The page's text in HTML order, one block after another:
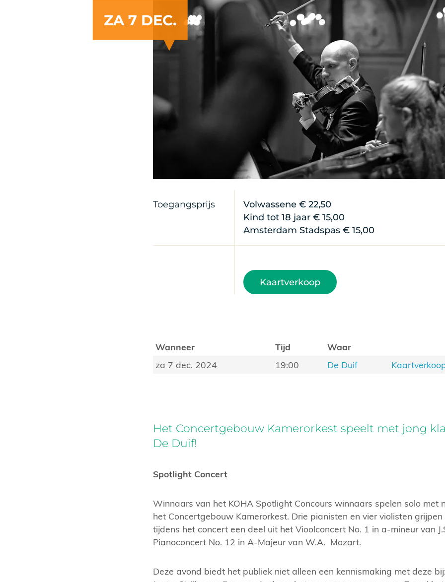
ZA 7 DEC.
Toegangsprijs
Volwassene € 22,50
Kind tot 18 jaar € 15,00
Amsterdam Stadspas € 15,00
Kaartverkoop
Wanneer Tijd
Waar
za 7 dec. 2024
19:00 De Duif
Het Concertgebouw Kamerorkest speelt met jong
De Duif!
Spotlight Concert
Winnaars van het KOHA Spotlight Concours winnaars spelen solo met
het Concertgebouw Kamerorkest. Drie pianisten en vier violisten
tijdens het concert een deel uit het Vioolconcert No. 1 in a-mineur van
Pianoconcert No. 12 in A-Majeur van W.A. Mozart.
Deze avond biedt het publiek niet alleen een kennismaking met deze